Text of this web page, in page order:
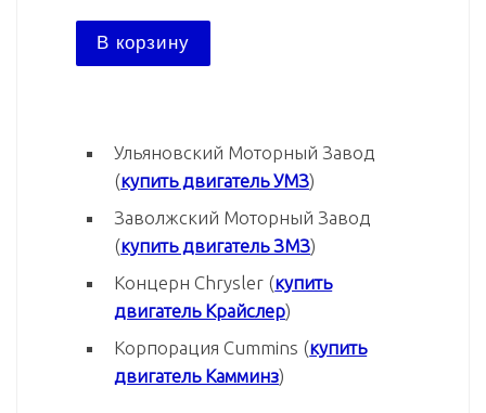
В корзину
Ульяновский Моторный Завод
(купить двигатель УМЗ)
Заволжский Моторный Завод
(купить двигатель ЗМЗ)
Концерн Chrysler (купить
двигатель Крайслер)
Корпорация Cummins (купить
двигатель Камминз)